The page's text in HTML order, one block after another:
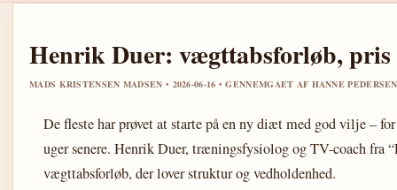
Henrik Duer: vægttabsforløb, pris
MADS KRISTENSEN MADSEN • 2026-06-16 • GENNEMGAET AF HANNE PEDERSEN
De fleste har prøvet at starte på en ny diæt med god vilje –
uger senere. Henrik Duer, træningsfysiolog og TV-coach fra
vægttabsforløb, der lover struktur og vedholdenhed.